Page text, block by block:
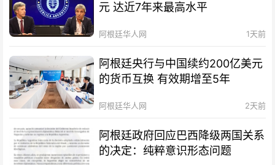
元 达近7年来最高水平
阿根廷华人网 1天前
阿根廷央行与中国续约200亿美元
的货币互换 有效期增至5年
阿根廷华人网 2天前
阿根廷政府回应巴西降级两国关系
的决定：纯粹意识形态问题